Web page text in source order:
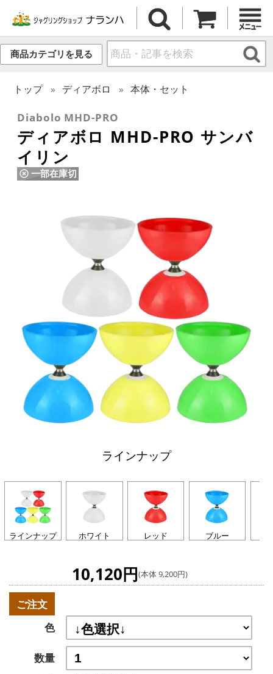
商品カテゴリを見る
トップ ディアボロ 本体・セット
Diabolo MHD-PRO
ディアボロ MHD-PRO サンバ
イリン
一部在庫切
ラインナップ
ラインナップ ホワイト レッド ブルー
10,120円(本体 9,200円)
ご注文
色
数量